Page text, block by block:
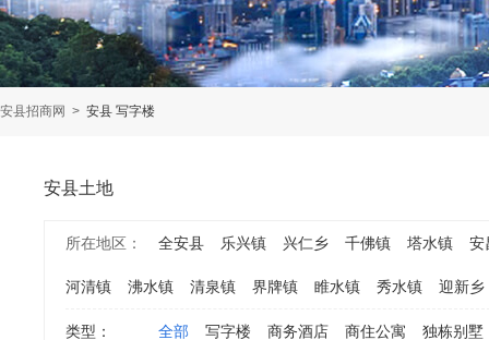
安县招商网 > 安县 写字楼
安县土地
所在地区： 全安县 乐兴镇 兴仁乡 千佛镇 塔水镇 安
河清镇 沸水镇 清泉镇 界牌镇 睢水镇 秀水镇 迎新乡
类型： 全部 写字楼 商务酒店 商住公寓 独栋别墅